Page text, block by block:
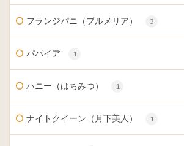
フランジパニ（プルメリア） 3
パパイア 1
ハニー（はちみつ） 1
ナイトクイーン（月下美人） 1